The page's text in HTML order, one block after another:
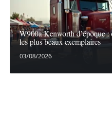
W900a Kenworth d’époque :
les plus beaux exemplaires
03/08/2026